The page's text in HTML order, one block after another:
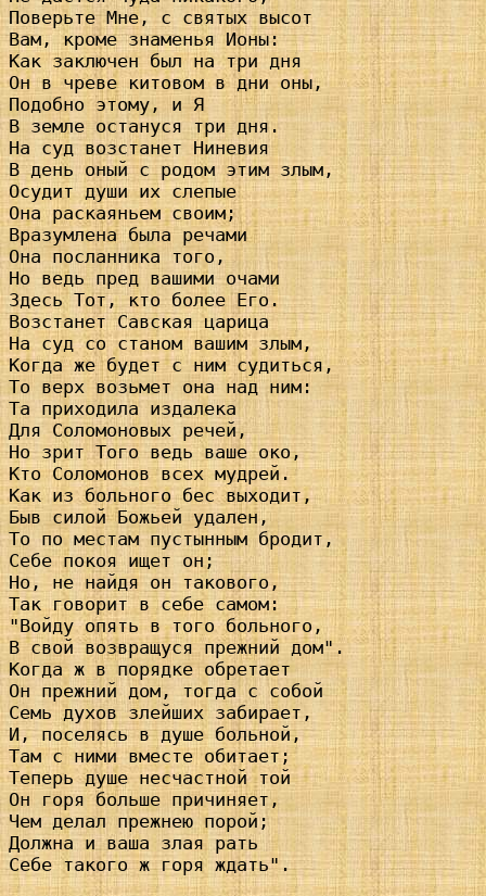
Поверьте Мне, с святых высот
Вам, кроме знаменья Ионы:
Как заключен был на три дня
Он в чреве китовом в дни оны,
Подобно этому, и Я
В земле остануся три дня.
На суд возстанет Ниневия
В день оный с родом этим злым,
Осудит души их слепые
Она раскаяньем своим;
Вразумлена была речами
Она посланника того,
Но ведь пред вашими очами
Здесь Тот, кто более Его.
Возстанет Савская царица
На суд со станом вашим злым,
Когда же будет с ним судиться,
То верх возьмет она над ним:
Та приходила издалека
Для Соломоновых речей,
Но зрит Того ведь ваше око,
Кто Соломонов всех мудрей.
Как из больного бес выходит,
Быв силой Божьей удален,
То по местам пустынным бродит,
Себе покоя ищет он;
Но, не найдя он такового,
Так говорит в себе самом:
"Войду опять в того больного,
В свой возвращуся прежний дом".
Когда ж в порядке обретает
Он прежний дом, тогда с собой
Семь духов злейших забирает,
И, поселясь в душе больной,
Там с ними вместе обитает;
Теперь душе несчастной той
Он горя больше причиняет,
Чем делал прежнею порой;
Должна и ваша злая рать
Себе такого ж горя ждать".